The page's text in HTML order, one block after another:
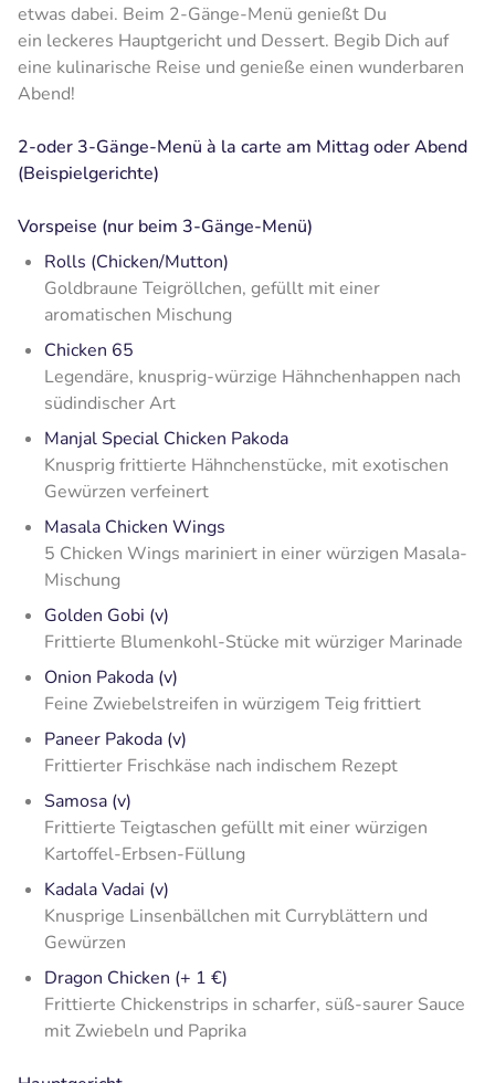
etwas dabei. Beim 2-Gänge-Menü genießt Du
ein leckeres Hauptgericht und Dessert. Begib Dich auf
eine kulinarische Reise und genieße einen wunderbaren
Abend!
2-oder 3-Gänge-Menü à la carte am Mittag oder Abend
(Beispielgerichte)
Vorspeise (nur beim 3-Gänge-Menü)
Rolls (Chicken/Mutton)
Goldbraune Teigröllchen, gefüllt mit einer
aromatischen Mischung
Chicken 65
Legendäre, knusprig-würzige Hähnchenhappen nach
südindischer Art
Manjal Special Chicken Pakoda
Knusprig frittierte Hähnchenstücke, mit exotischen
Gewürzen verfeinert
Masala Chicken Wings
5 Chicken Wings mariniert in einer würzigen Masala-
Mischung
Golden Gobi (v)
Frittierte Blumenkohl-Stücke mit würziger Marinade
Onion Pakoda (v)
Feine Zwiebelstreifen in würzigem Teig frittiert
Paneer Pakoda (v)
Frittierter Frischkäse nach indischem Rezept
Samosa (v)
Frittierte Teigtaschen gefüllt mit einer würzigen
Kartoffel-Erbsen-Füllung
Kadala Vadai (v)
Knusprige Linsenbällchen mit Curryblättern und
Gewürzen
Dragon Chicken (+ 1 €)
Frittierte Chickenstrips in scharfer, süß-saurer Sauce
mit Zwiebeln und Paprika